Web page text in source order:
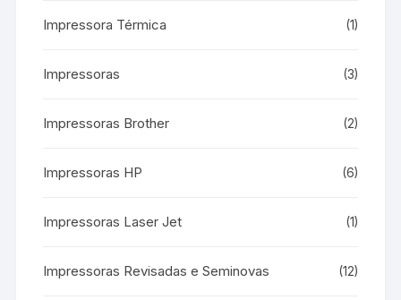
Impressora Térmica (1)
Impressoras (3)
Impressoras Brother (2)
Impressoras HP (6)
Impressoras Laser Jet (1)
Impressoras Revisadas e Seminovas (12)